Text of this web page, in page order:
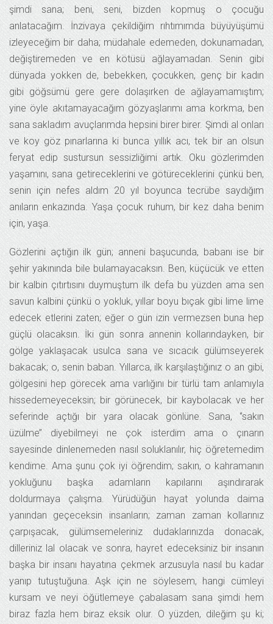
şimdi sana; beni, seni, bizden kopmuş o çocuğu
anlatacağım. İnzivaya çekildiğim rıhtımımda büyüyüşümü
izleyeceğim bir daha; müdahale edemeden, dokunamadan,
değiştiremeden ve en kötüsü ağlayamadan. Senin gibi
dünyada yokken de, bebekken, çocukken, genç bir kadın
gibi göğsümü gere gere dolaşırken de ağlayamamıştım;
yine öyle akıtamayacağım gözyaşlarımı ama korkma, ben
sana sakladım avuçlarımda hepsini birer birer. Şimdi al onları
ve koy göz pınarlarına ki bunca yıllık acı, tek bir an olsun
feryat edip sustursun sessizliğimi artık. Oku gözlerimden
yaşamını, sana getireceklerini ve götüreceklerini çünkü ben,
senin için nefes aldım 20 yıl boyunca tecrübe saydığım
anıların enkazında. Yaşa çocuk ruhum, bir kez daha benim
için, yaşa.
Gözlerini açtığın ilk gün; anneni başucunda, babanı ise bir
şehir yakınında bile bulamayacaksın. Ben, küçücük ve etten
bir kalbin çıtırtısını duymuştum ilk defa bu yüzden ama sen
savun kalbini çünkü o yokluk, yıllar boyu bıçak gibi lime lime
edecek etlerini zaten; eğer o gün izin vermezsen buna hep
güçlü olacaksın. İki gün sonra annenin kollarındayken, bir
gölge yaklaşacak usulca sana ve sıcacık gülümseyerek
bakacak; o, senin baban. Yıllarca, ilk karşılaştığınız o an gibi,
gölgesini hep görecek ama varlığını bir türlü tam anlamıyla
hissedemeyeceksin; bir görünecek, bir kaybolacak ve her
seferinde açtığı bir yara olacak gönlüne. Sana, ‘’sakın
üzülme’’ diyebilmeyi ne çok isterdim ama o çınarın
sayesinde dinlenemeden nasıl soluklanılır, hiç öğretemedim
kendime. Ama şunu çok iyi öğrendim; sakın, o kahramanın
yokluğunu başka adamların kapılarını aşındırarak
doldurmaya çalışma. Yürüdüğün hayat yolunda daima
yanından geçeceksin insanların; zaman zaman kollarınız
çarpışacak, gülümsemeleriniz dudaklarınızda donacak,
dilleriniz lal olacak ve sonra, hayret edeceksiniz bir insanın
başka bir insanı hayatına çekmek arzusuyla nasıl bu kadar
yanıp tutuştuğuna. Aşk için ne söylesem, hangi cümleyi
kursam ve neyi öğütlemeye çabalasam sana şimdi hem
biraz fazla hem biraz eksik olur. O yüzden, dileğim şu ki;